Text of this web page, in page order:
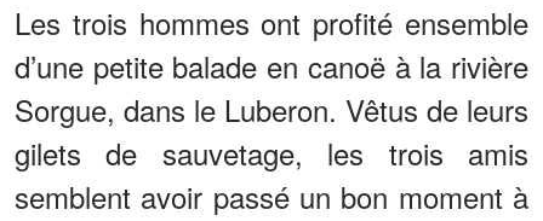
Les trois hommes ont profité ensemble
d’une petite balade en canoë à la rivière
Sorgue, dans le Luberon. Vêtus de leurs
gilets de sauvetage, les trois amis
semblent avoir passé un bon moment à